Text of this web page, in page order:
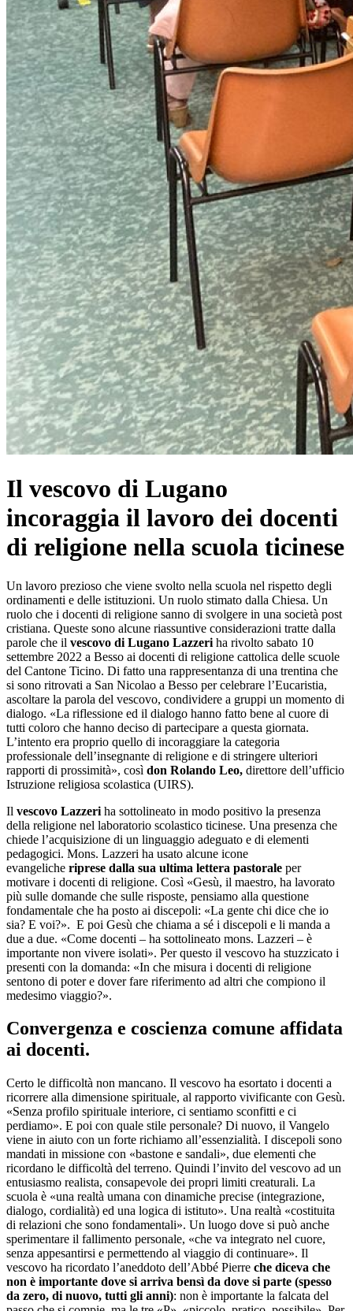
Il vescovo di Lugano
incoraggia il lavoro dei docenti
di religione nella scuola ticinese
Un lavoro prezioso che viene svolto nella scuola nel rispetto degli
ordinamenti e delle istituzioni. Un ruolo stimato dalla Chiesa. Un
ruolo che i docenti di religione sanno di svolgere in una società post
cristiana. Queste sono alcune riassuntive considerazioni tratte dalla
parole che il vescovo di Lugano Lazzeri ha rivolto sabato 10
settembre 2022 a Besso ai docenti di religione cattolica delle scuole
del Cantone Ticino. Di fatto una rappresentanza di una trentina che
si sono ritrovati a San Nicolao a Besso per celebrare l’Eucaristia,
ascoltare la parola del vescovo, condividere a gruppi un momento di
dialogo. «La riflessione ed il dialogo hanno fatto bene al cuore di
tutti coloro che hanno deciso di partecipare a questa giornata.
L’intento era proprio quello di incoraggiare la categoria
professionale dell’insegnante di religione e di stringere ulteriori
rapporti di prossimità», così don Rolando Leo, direttore dell’ufficio
Istruzione religiosa scolastica (UIRS).
Il vescovo Lazzeri ha sottolineato in modo positivo la presenza
della religione nel laboratorio scolastico ticinese. Una presenza che
chiede l’acquisizione di un linguaggio adeguato e di elementi
pedagogici. Mons. Lazzeri ha usato alcune icone
evangeliche riprese dalla sua ultima lettera pastorale per
motivare i docenti di religione. Così «Gesù, il maestro, ha lavorato
più sulle domande che sulle risposte, pensiamo alla questione
fondamentale che ha posto ai discepoli: «La gente chi dice che io
sia? E voi?». E poi Gesù che chiama a sé i discepoli e li manda a
due a due. «Come docenti – ha sottolineato mons. Lazzeri – è
importante non vivere isolati». Per questo il vescovo ha stuzzicato i
presenti con la domanda: «In che misura i docenti di religione
sentono di poter e dover fare riferimento ad altri che compiono il
medesimo viaggio?».
Convergenza e coscienza comune affidata
ai docenti.
Certo le difficoltà non mancano. Il vescovo ha esortato i docenti a
ricorrere alla dimensione spirituale, al rapporto vivificante con Gesù.
«Senza profilo spirituale interiore, ci sentiamo sconfitti e ci
perdiamo». E poi con quale stile personale? Di nuovo, il Vangelo
viene in aiuto con un forte richiamo all’essenzialità. I discepoli sono
mandati in missione con «bastone e sandali», due elementi che
ricordano le difficoltà del terreno. Quindi l’invito del vescovo ad un
entusiasmo realista, consapevole dei propri limiti creaturali. La
scuola è «una realtà umana con dinamiche precise (integrazione,
dialogo, cordialità) ed una logica di istituto». Una realtà «costituita
di relazioni che sono fondamentali». Un luogo dove si può anche
sperimentare il fallimento personale, «che va integrato nel cuore,
senza appesantirsi e permettendo al viaggio di continuare». Il
vescovo ha ricordato l’aneddoto dell’Abbé Pierre che diceva che
non è importante dove si arriva bensì da dove si parte (spesso
da zero, di nuovo, tutti gli anni): non è importante la falcata del